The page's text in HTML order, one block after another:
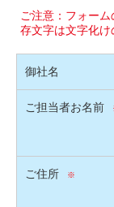
ご注意：フォー
存文字は文字化
御社名
ご担当者お名前
ご住所